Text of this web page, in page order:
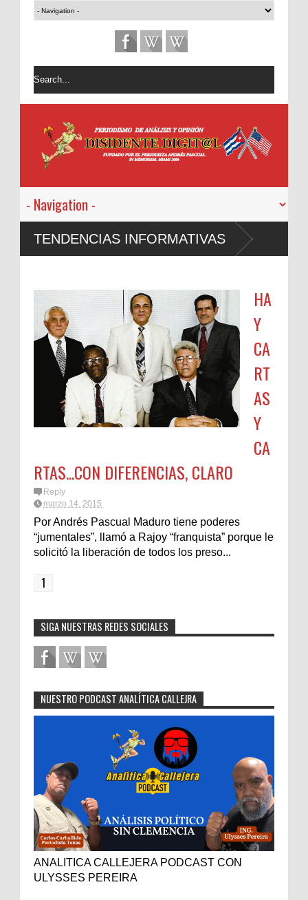
TENDENCIAS INFORMATIVAS
HA
Y
CA
RT
AS
Y
CA
RTAS...CON DIFERENCIAS, CLARO
Reply
marzo 14, 2015
Por Andrés Pascual Maduro tiene poderes
“jumentales”, llamó a Rajoy “franquista” porque le
solicitó la liberación de todos los preso...
1
SIGA NUESTRAS REDES SOCIALES
NUESTRO PODCAST ANALÍTICA CALLEJRA
ANALITICA CALLEJERA PODCAST CON
ULYSSES PEREIRA